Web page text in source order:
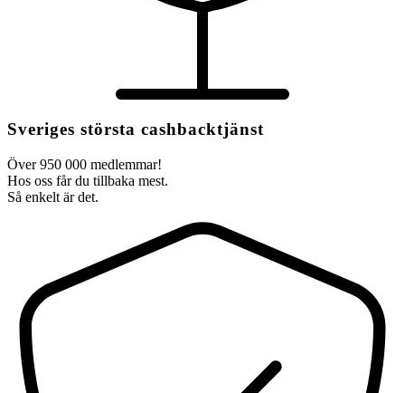
Sveriges största cashbacktjänst
Över 950 000 medlemmar!
Hos oss får du tillbaka mest.
Så enkelt är det.